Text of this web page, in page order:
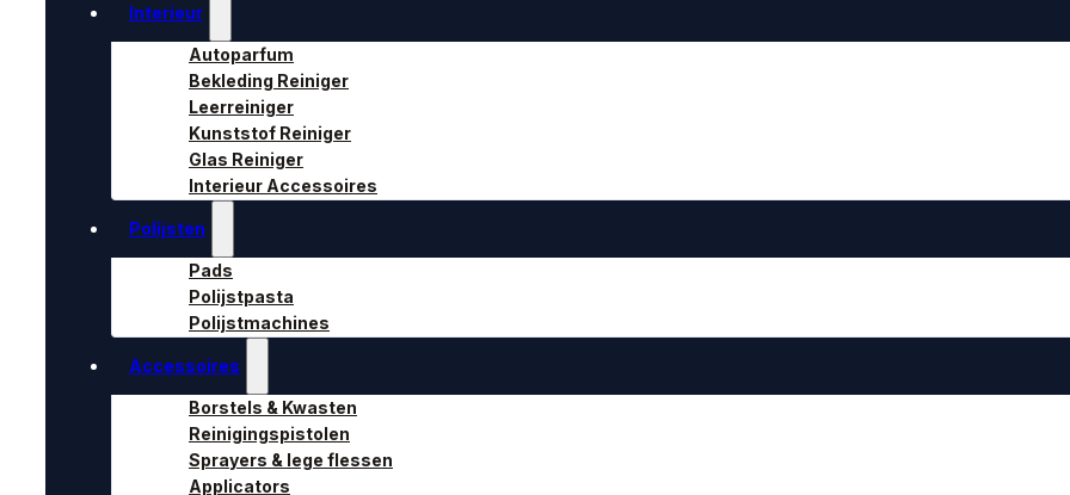
Interieur
Autoparfum
Bekleding Reiniger
Leerreiniger
Kunststof Reiniger
Glas Reiniger
Interieur Accessoires
Polijsten
Pads
Polijstpasta
Polijstmachines
Accessoires
Borstels & Kwasten
Reinigingspistolen
Sprayers & lege flessen
Applicators